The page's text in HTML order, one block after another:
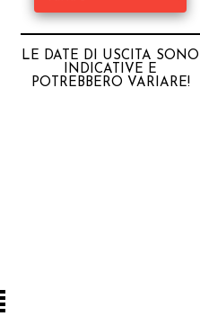
LE DATE DI USCITA SONO
INDICATIVE E
POTREBBERO VARIARE!